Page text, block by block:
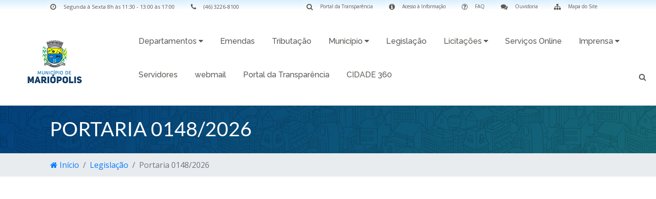
Segunda à Sexta 8h às 11:30 - 13:00 às 17:00 (46) 3226-8100 Mapa do Site
Ouvidoria
FAQ
Acesso à Informação
Portal da Transparência
Departamentos Emendas Tributação Município Legislação Licitações Serviços Online Imprensa
Servidores webmail Portal da Transparência CIDADE 360
PORTARIA 0148/2026
Início Legislação Portaria 0148/2026